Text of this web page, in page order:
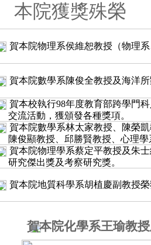
本院獲獎殊榮
賀本院物理系侯維恕教授（物理
賀本院數學系陳俊全教授及海洋
賀本校執行98年度教育部跨學門
交流活動，獲頒發各種獎項。
賀本院數學系林太家教授、陳榮
陳俊顯教授、邱勝賢教授、心理學
賀本院物理學系蔡定平教授及朱
研究傑出獎及考察研究獎。
賀本院地質科學系胡植慶副教授
賀本院化學系王瑜教